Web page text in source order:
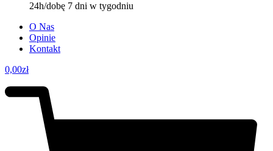
24h/dobę 7 dni w tygodniu
O Nas
Opinie
Kontakt
0,00zł